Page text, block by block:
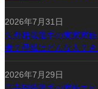
2026年7月31日
矢野雅哉選手の実家家
者？母親はどんな人？
2026年7月29日